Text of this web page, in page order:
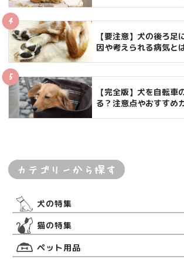
【要注意】犬の後ろ足
因や考えられる病気と
【完全版】犬を自転車
る？注意点やおすすめ
カテゴリーから探す
犬の特集
猫の特集
ペット用品